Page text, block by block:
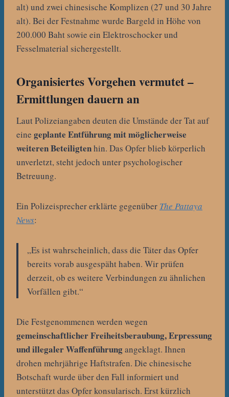
alt) und zwei chinesische Komplizen (27 und 30 Jahre
alt). Bei der Festnahme wurde Bargeld in Höhe von
200.000 Baht sowie ein Elektroschocker und
Fesselmaterial sichergestellt.
Organisiertes Vorgehen vermutet –
Ermittlungen dauern an
Laut Polizeiangaben deuten die Umstände der Tat auf
eine geplante Entführung mit möglicherweise
weiteren Beteiligtenhin. Das Opfer blieb körperlich
unverletzt, steht jedoch unter psychologischer
Betreuung.
Ein Polizeisprecher erklärte gegenüber The Pattaya
News:
„Es ist wahrscheinlich, dass die Täter das Opfer
bereits vorab ausgespäht haben. Wir prüfen
derzeit, ob es weitere Verbindungen zu ähnlichen
Vorfällen gibt.“
Die Festgenommenen werden wegen
gemeinschaftlicher Freiheitsberaubung, Erpressung
und illegaler Waffenführungangeklagt. Ihnen
drohen mehrjährige Haftstrafen. Die chinesische
Botschaft wurde über den Fall informiert und
unterstützt das Opfer konsularisch. Erst kürzlich